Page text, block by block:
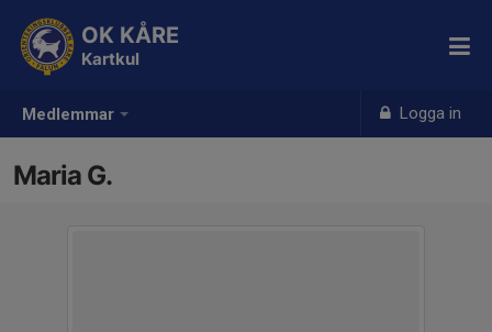
Medlemmar Logga in
OK KÅRE
Kartkul
Maria G.